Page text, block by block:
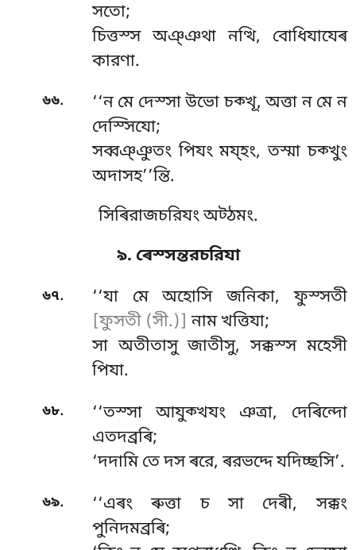
সতো;
চিত্তস্স অঞ্ঞথা নত্থি, বোধিযাযেৰ
কারণা.
৬৬.
‘‘ন মে দেস্সা উভো চক্খূ, অত্তা ন মে ন
দেস্সিযো;
সব্বঞ্ঞুতং পিযং ময্হং, তস্মা চক্খুং
অদাসহ’’ন্তি.
সিৰিরাজচরিযং অট্ঠমং.
৯. ৰেস্সন্তরচরিযা
৬৭. ‘‘যা মে অহোসি জনিকা, ফুস্সতী
[ফুসতী (সী.)] নাম খত্তিযা;
সা অতীতাসু জাতীসু, সক্কস্স মহেসী
পিযা.
৬৮.
‘‘তস্সা আযুক্খযং ঞত্ৰা, দেৰিন্দো
এতদব্রৰি;
‘দদামি তে দস ৰরে, ৰরভদ্দে যদিচ্ছসি’.
৬৯.
‘‘এৰং ৰুত্তা চ সা দেৰী, সক্কং
পুনিদমব্রৰি;